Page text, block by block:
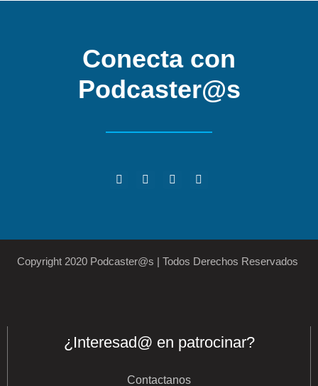
Conecta con
Podcaster@s
Copyright 2020 Podcaster@s | Todos Derechos Reservados
¿Interesad@ en patrocinar?
Contactanos